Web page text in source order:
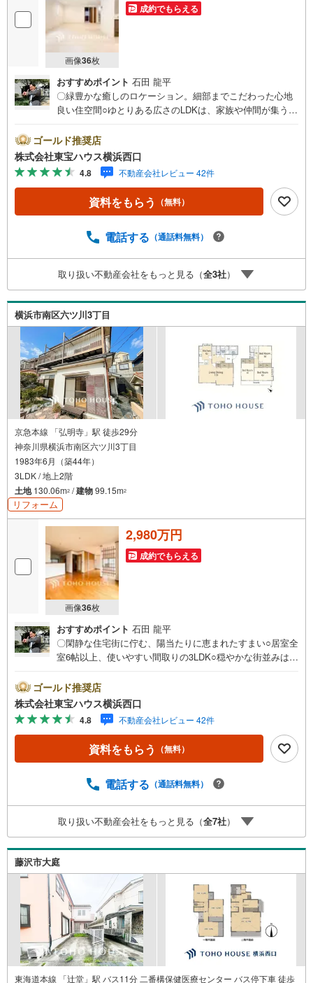
画像36枚
成約でもらえる
おすすめポイント 石田 龍平
〇緑豊かな癒しのロケーション。細部までこだわった心地
良い住空間○ゆとりある広さのLDKは、家族や仲間が集う憩
い、4LDKの間取りーーーーYahoo！ 不動産キャンペーン対
象店舗ーーーー当店で物件を成約するとPayPayボーナスラ
イトがもらえる「Yahoo！ 不動産 物件ご成約キャンペー
ン」の対象になります。「資料をもらう」「見学予約をす
る」ボタンからお問い合わせください。※必ずYahoo！ JAP
AN IDでログインしてください。※PayPayボーナスライト
す。ーーーーーーーーーーーーーーーーーーーーーーーー
は融資実行時のものとなります。金利情勢により表記の返
済額と異なる場合があります。ーーーーーーーーーーーー
ーーーーーーーーーーーーー
ゴールド推奨店
株式会社東宝ハウス横浜西口
4.8 不動産会社レビュー 42件
資料をもらう （無料）
電話する （通話料無料）
取り扱い不動産会社をもっと見る（全3社）
横浜市南区六ツ川3丁目
京急本線 「弘明寺」駅 徒歩29分
神奈川県横浜市南区六ツ川3丁目
1983年6月（築44年）
3LDK / 地上2階
土地130.06m2 /建物99.15m2
リフォーム
画像36枚
2,980万円
成約でもらえる
おすすめポイント 石田 龍平
〇閑静な住宅街に佇む、陽当たりに恵まれたすまい○居室全
室6帖以上、使いやすい間取りの3LDK○穏やかな街並みは子
ンペーン対象店舗ーーーー当店で物件を成約するとPayPay
ボーナスライトがもらえる「Yahoo！ 不動産 物件ご成約キ
ャンペーン」の対象になります。「資料をもらう」「見学
予約をする」ボタンからお問い合わせください。※必ずYah
oo！ JAPAN IDでログインしてください。※PayPayボーナ
スライトは出金と譲渡はできません。有効期限は付与日か
ーーーーーー紹介金融機関/都市銀行利率/年利 0.95％（変
り表記の返済額と異なる場合があります。ーーーーーーー
ーーーーーーーーーーーーーーーーーー
ゴールド推奨店
株式会社東宝ハウス横浜西口
4.8 不動産会社レビュー 42件
資料をもらう （無料）
電話する （通話料無料）
取り扱い不動産会社をもっと見る（全7社）
藤沢市大庭
東海道本線 「辻堂」駅 バス11分 二番構保健医療センター バス停下車 徒歩